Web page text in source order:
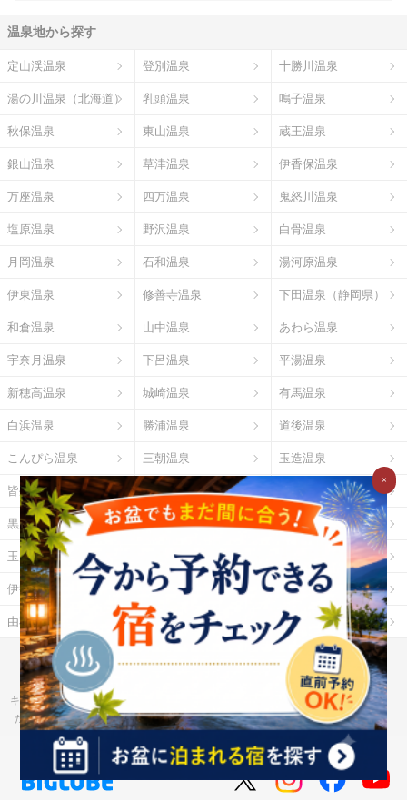
温泉地から探す
定山渓温泉 登別温泉 十勝川温泉
湯の川温泉（北海道） 乳頭温泉 鳴子温泉
秋保温泉 東山温泉 蔵王温泉
銀山温泉 草津温泉 伊香保温泉
万座温泉 四万温泉 鬼怒川温泉
塩原温泉 野沢温泉 白骨温泉
月岡温泉 石和温泉 湯河原温泉
伊東温泉 修善寺温泉 下田温泉（静岡県）
和倉温泉 山中温泉 あわら温泉
宇奈月温泉 下呂温泉 平湯温泉
新穂高温泉 城崎温泉 有馬温泉
白浜温泉 勝浦温泉 道後温泉
こんぴら温泉 三朝温泉 玉造温泉
皆生温泉 湯原温泉 別府温泉
黒川温泉 霧島温泉 酸ヶ湯温泉
玉川温泉 日光湯元温泉
伊勢・鳥羽温泉 志摩温泉 大歩危祖谷温泉
由布院温泉 熱海温泉 指宿温泉
お湯たびとは Ｇポイント
Ｇランキング だれどこ
わたしと、暮らし。
キテミヨ
ベストオイシー カウナラ
ミツケヨ
たびゆかし
Ｇ-Ranking 推し活 食pin by Ｇ-Ranking ハーブ酒のススメ
×